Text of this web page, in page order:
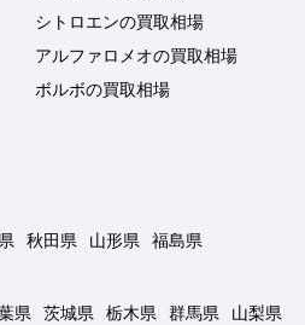
シトロエンの買取相場
アルファロメオの買取相場
ボルボの買取相場
秋田県 山形県
福島県
県 茨城県 栃木県 群馬県
山梨県